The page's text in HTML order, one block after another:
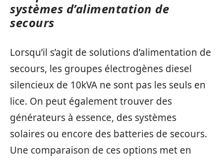
systèmes d’alimentation de
secours
Lorsqu’il s’agit de solutions d’alimentation de
secours, les groupes électrogènes diesel
silencieux de 10kVA ne sont pas les seuls en
lice. On peut également trouver des
générateurs à essence, des systèmes
solaires ou encore des batteries de secours.
Une comparaison de ces options met en